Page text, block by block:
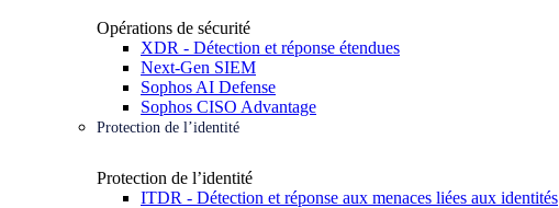
Opérations de sécurité
XDR - Détection et réponse étendues
Next-Gen SIEM
Sophos AI Defense
Sophos CISO Advantage
Protection de l’identité
Protection de l’identité
ITDR - Détection et réponse aux menaces liées aux identités